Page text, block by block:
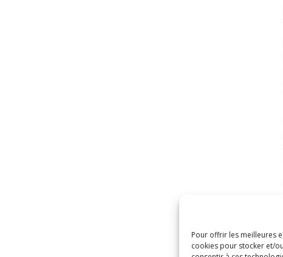
Pour offrir les meilleures
cookies pour stocker et/